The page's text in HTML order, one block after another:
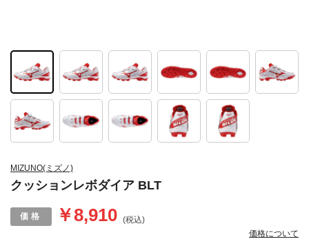
MIZUNO(ミズノ)
クッションレボダイア BLT
￥8,910 (税込)
価格について